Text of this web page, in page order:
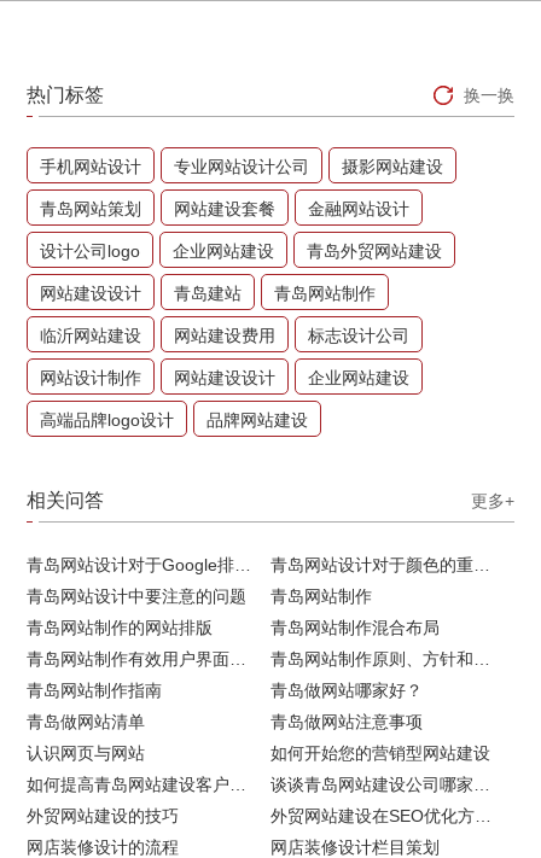
热门标签 换一换
手机网站设计 专业网站设计公司 摄影网站建设
青岛网站策划 网站建设套餐 金融网站设计
设计公司logo 企业网站建设 青岛外贸网站建设
网站建设设计 青岛建站 青岛网站制作
临沂网站建设 网站建设费用 标志设计公司
网站设计制作 网站建设设计 企业网站建设
高端品牌logo设计 品牌网站建设
相关问答 更多+
青岛网站设计中要注意的问题
青岛网站制作
青岛网站制作的网站排版
青岛网站制作混合布局
青岛网站制作指南
青岛做网站哪家好？
青岛做网站清单
青岛做网站注意事项
认识网页与网站
如何开始您的营销型网站建设
外贸网站建设的技巧
网店装修设计的流程
网店装修设计栏目策划